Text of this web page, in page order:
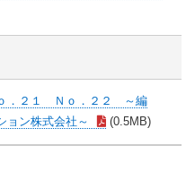
．２１ Ｎｏ．２２ ～編
ョン株式会社～
(0.5MB)